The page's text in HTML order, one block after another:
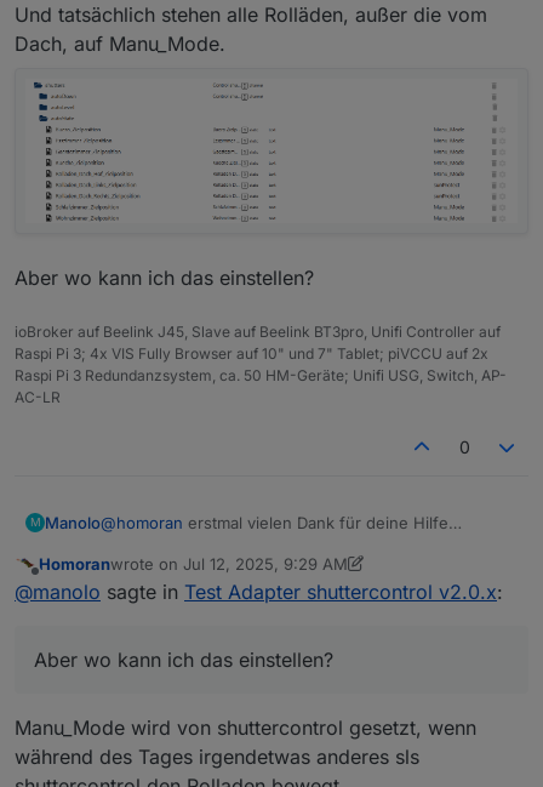
Und tatsächlich stehen alle Rolläden, außer die vom
Dach, auf Manu_Mode.
Aber wo kann ich das einstellen?
ioBroker auf Beelink J45, Slave auf Beelink BT3pro, Unifi Controller auf
Raspi Pi 3; 4x VIS Fully Browser auf 10" und 7" Tablet; piVCCU auf 2x
Raspi Pi 3 Redundanzsystem, ca. 50 HM-Geräte; Unifi USG, Switch, AP-
AC-LR
0
M Manolo@homoran erstmal vielen Dank für deine Hilfe
Shuttercontrol an und werden wohl auch verarbeitet.
Ich habe nur 2 Rolladen mit den Testwerten belegt, alle
anderen laufen mit den regulären Variablen für
Sonnenschutzeinstellung für die Dachfenster.
2025-07-12 10:30:44.094	debug	Rolladen
2025-07-12 10:30:37.077	debug	Rolladen
shuttercontrol.0
Und auch der Rolladen im Schlafzimmer ist auf die
Schlafzimmer Automatik drin hat.
Und tatsächlich stehen alle Rolläden, außer die vom
Dach, auf Manu_Mode.
Homoranwrote on Jul 12, 2025, 9:29 AM
last edited by HomoranJul 12, 2025, 11:30 AM
@manolo sagte in Test Adapter shuttercontrol v2.0.x:
Aber wo kann ich das einstellen?
Manu_Mode wird von shuttercontrol gesetzt, wenn
während des Tages irgendetwas anderes sls